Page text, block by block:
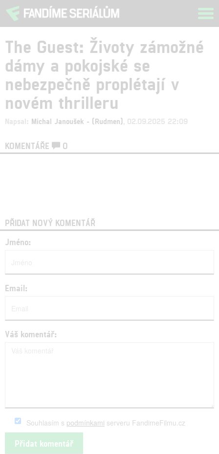
The Guest: Životy zámožné
dámy a pokojské se
nebezpečně proplétají v
novém thrilleru
Napsal: Michal Janoušek - (Rudmen) , 02.09.2025 22:09
KOMENTÁŘE 0
PŘIDAT NOVÝ KOMENTÁŘ
Jméno:
Email:
Váš komentář:
Souhlasím s podmínkami serveru FandimeFilmu.cz